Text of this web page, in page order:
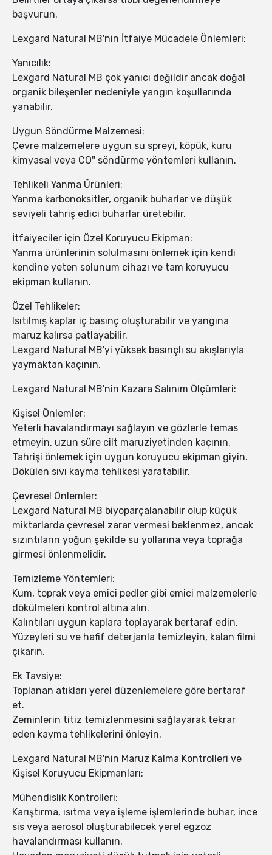
başvurun.
Lexgard Natural MB'nin İtfaiye Mücadele Önlemleri:
Yanıcılık:
Lexgard Natural MB çok yanıcı değildir ancak doğal
organik bileşenler nedeniyle yangın koşullarında
yanabilir.
Uygun Söndürme Malzemesi:
Çevre malzemelere uygun su spreyi, köpük, kuru
kimyasal veya CO'' söndürme yöntemleri kullanın.
Tehlikeli Yanma Ürünleri:
Yanma karbonoksitler, organik buharlar ve düşük
seviyeli tahriş edici buharlar üretebilir.
İtfaiyeciler için Özel Koruyucu Ekipman:
Yanma ürünlerinin solulmasını önlemek için kendi
kendine yeten solunum cihazı ve tam koruyucu
ekipman kullanın.
Özel Tehlikeler:
Isıtılmış kaplar iç basınç oluşturabilir ve yangına
maruz kalırsa patlayabilir.
Lexgard Natural MB'yi yüksek basınçlı su akışlarıyla
yaymaktan kaçının.
Lexgard Natural MB'nin Kazara Salınım Ölçümleri:
Kişisel Önlemler:
Yeterli havalandırmayı sağlayın ve gözlerle temas
etmeyin, uzun süre cilt maruziyetinden kaçının.
Tahrişi önlemek için uygun koruyucu ekipman giyin.
Dökülen sıvı kayma tehlikesi yaratabilir.
Çevresel Önlemler:
Lexgard Natural MB biyoparçalanabilir olup küçük
miktarlarda çevresel zarar vermesi beklenmez, ancak
sızıntıların yoğun şekilde su yollarına veya toprağa
girmesi önlenmelidir.
Temizleme Yöntemleri:
Kum, toprak veya emici pedler gibi emici malzemelerle
dökülmeleri kontrol altına alın.
Kalıntıları uygun kaplara toplayarak bertaraf edin.
Yüzeyleri su ve hafif deterjanla temizleyin, kalan filmi
çıkarın.
Ek Tavsiye:
Toplanan atıkları yerel düzenlemelere göre bertaraf
et.
Zeminlerin titiz temizlenmesini sağlayarak tekrar
eden kayma tehlikelerini önleyin.
Lexgard Natural MB'nin Maruz Kalma Kontrolleri ve
Kişisel Koruyucu Ekipmanları:
Mühendislik Kontrolleri:
Karıştırma, ısıtma veya işleme işlemlerinde buhar, ince
sis veya aerosol oluşturabilecek yerel egzoz
havalandırması kullanın.